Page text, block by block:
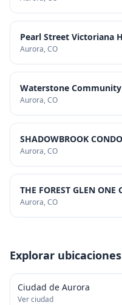
Pearl Street Victoriana
Aurora, CO
Waterstone
Aurora, CO
SHADOWBROOK
Aurora, CO
THE FOREST GLEN
Aurora, CO
Explorar
Ciudad de Aurora
Ver ciudad